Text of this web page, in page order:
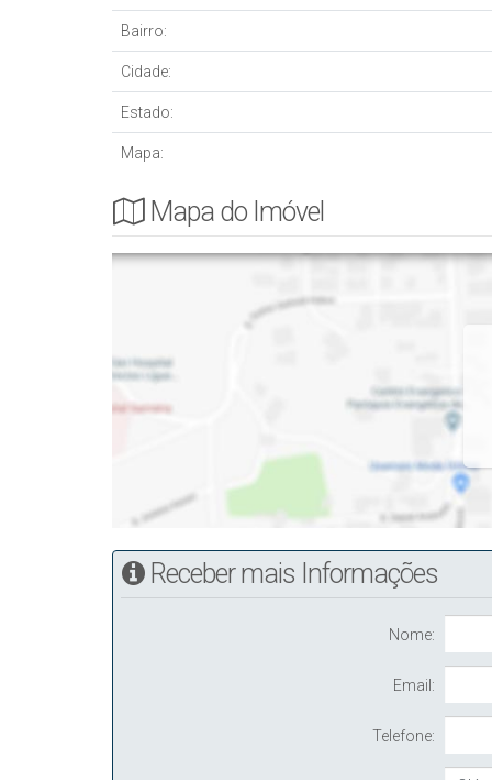
Bairro:
Cidade:
Estado:
Mapa:
Mapa do Imóvel
Receber mais Informações
Nome:
Email:
Telefone: